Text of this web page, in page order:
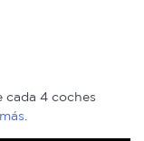
cada 4 coches